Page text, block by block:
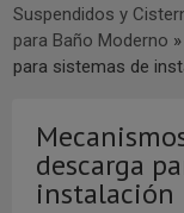
Suspendidos y
para Baño Moderno »
para sistemas de
descarga
instalación